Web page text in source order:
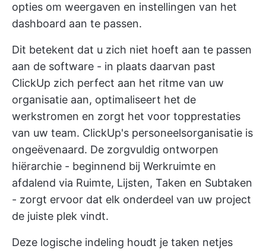
opties om weergaven en instellingen van het
dashboard aan te passen.
Dit betekent dat u zich niet hoeft aan te passen
aan de software - in plaats daarvan past
ClickUp zich perfect aan het ritme van uw
organisatie aan, optimaliseert het de
werkstromen en zorgt het voor topprestaties
van uw team. ClickUp's personeelsorganisatie is
ongeëvenaard. De zorgvuldig ontworpen
hiërarchie - beginnend bij Werkruimte en
afdalend via Ruimte, Lijsten, Taken en Subtaken
- zorgt ervoor dat elk onderdeel van uw project
de juiste plek vindt.
Deze logische indeling houdt je taken netjes